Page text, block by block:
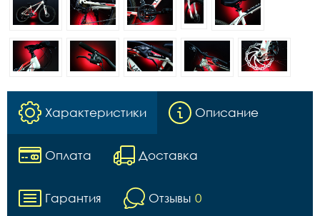
Характеристики Описание
Оплата Доставка
Гарантия Отзывы 0